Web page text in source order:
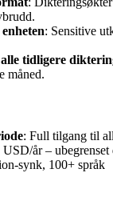
: Sensitive
tidligere
måned.
: Full tilgang til
USD/år –
synk, 100+ språk